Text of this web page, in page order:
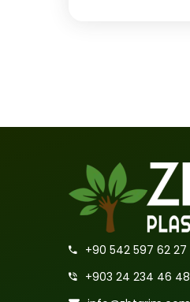
+90 542 597 62 27
+903 24 234 46 48